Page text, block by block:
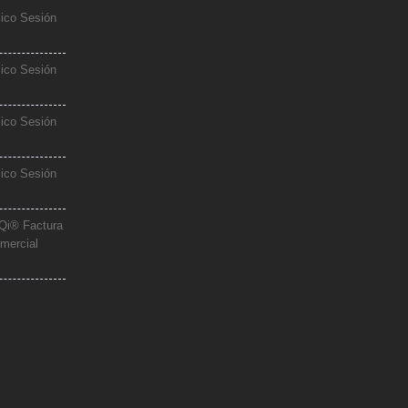
Sesión
Sesión
Sesión
Sesión
Factura